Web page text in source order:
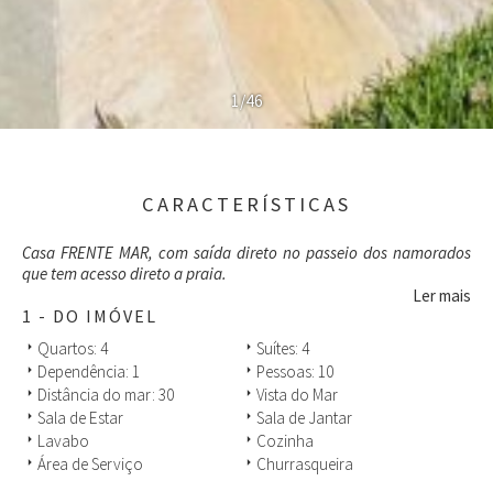
1/46
CARACTERÍSTICAS
Casa FRENTE MAR, com saída direto no passeio dos namorados
que tem acesso direto a praia.
Ler mais
1 - DO IMÓVEL
arrow_right Quartos: 4 arrow_right Suítes: 4
arrow_right Dependência: 1 arrow_right Pessoas: 10
arrow_right Distância do mar: 30 arrow_right Vista do Mar
arrow_right Sala de Estar arrow_right Sala de Jantar
arrow_right Lavabo arrow_right Cozinha
arrow_right Área de Serviço arrow_right Churrasqueira